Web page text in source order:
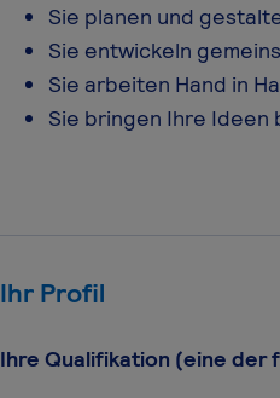
Sie planen und
Sie entwickeln
Sie arbeiten Hand in
Sie bringen Ihre Ideen
Ihr Profil
Ihre Qualifikation (eine der